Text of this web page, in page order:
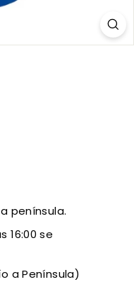
península.
16:00 se
a Península)